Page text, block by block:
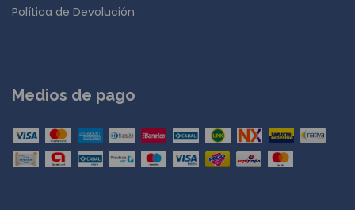
Política de Devolución
Medios de pago